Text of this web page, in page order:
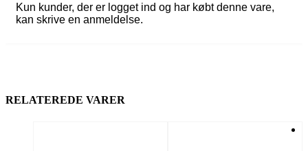
Kun kunder, der er logget ind og har købt denne vare,
kan skrive en anmeldelse.
RELATEREDE VARER